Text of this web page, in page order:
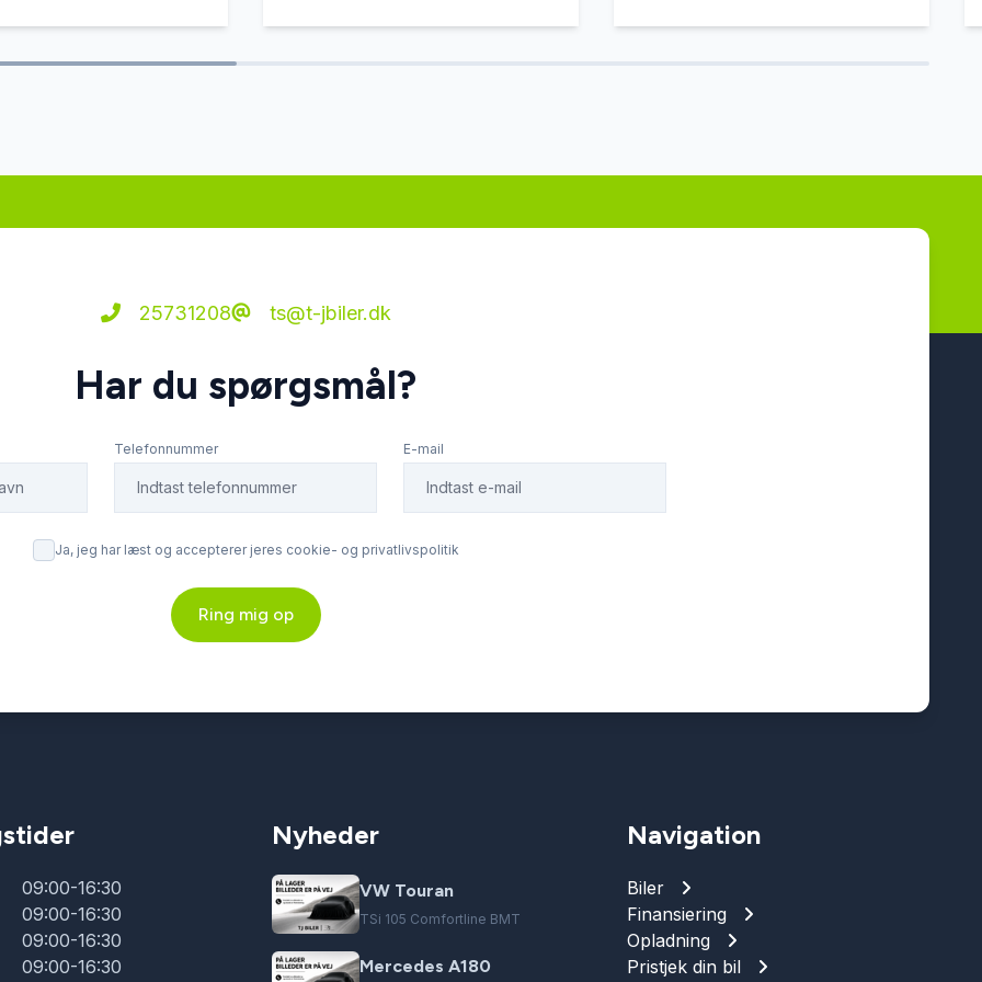
25731208 ts@t-jbiler.dk
Har du spørgsmål?
Telefonnummer E-mail
Ja, jeg har læst og accepterer jeres cookie- og privatlivspolitik
Ring mig op
09:00-16:30
09:00-16:30
09:00-16:30
09:00-16:30
Nyheder
VW Touran
TSi 105 Comfortline BMT
Mercedes A180
Navigation
Biler
Finansiering
Opladning
Pristjek din bil